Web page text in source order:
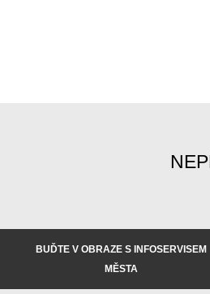
BUĎTE V OBRAZE S INFOSERVISEM
MĚSTA